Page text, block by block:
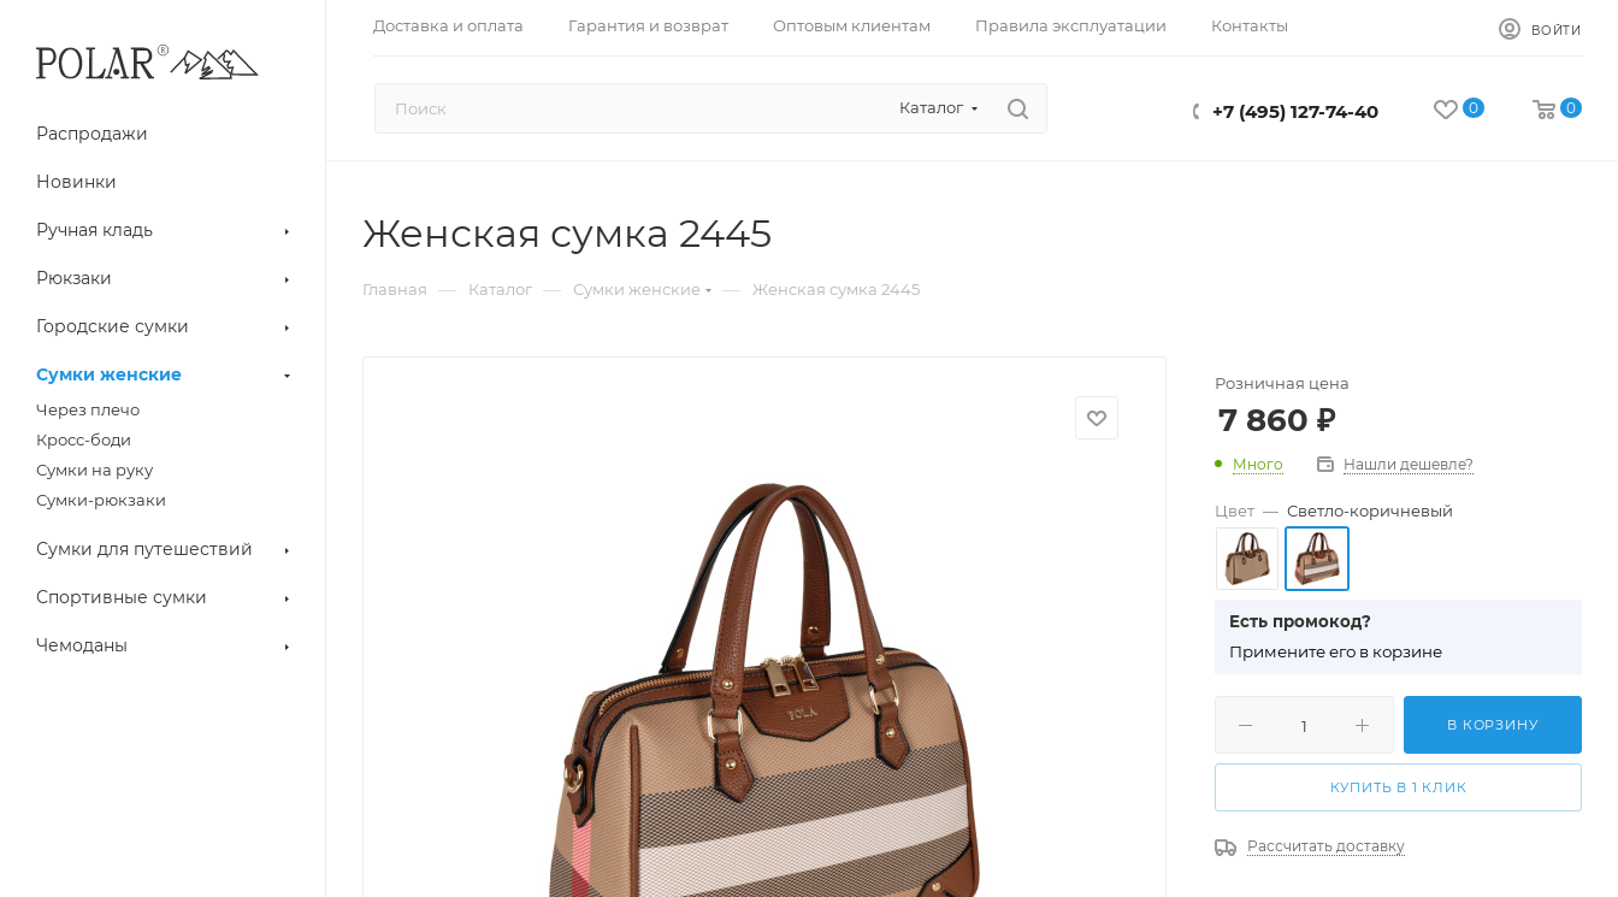
Доставка и оплата Гарантия и возврат Оптовым клиентам Правила эксплуатации Контакты ВОЙТИ
Каталог +7 (495) 127-74-40 0 0
Распродажи
Новинки
Ручная кладь
Рюкзаки
Городские сумки
Сумки женские
Через плечо
Кросс-боди
Сумки на руку
Сумки-рюкзаки
Сумки для путешествий
Спортивные сумки
Чемоданы
Женская сумка 2445
Главная — Каталог — Сумки женские — Женская сумка 2445
Розничная цена
7 860 ₽
Много Нашли дешевле?
Цвет — Светло-коричневый
Есть промокод?
Примените его в корзине
В КОРЗИНУ
КУПИТЬ В 1 КЛИК
Рассчитать доставку